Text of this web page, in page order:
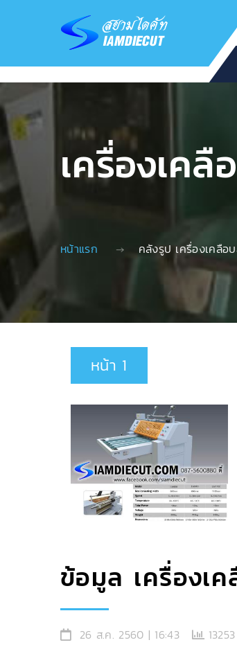
เครื่องเค
หน้าแรก คลังรูป เครื่องเคลือ
หน้า 1
ข้อมูล เครื่องเ
26 ส.ค. 2560 | 16:43 13253